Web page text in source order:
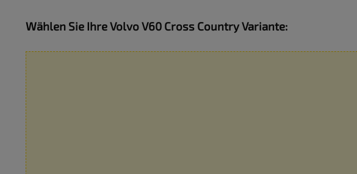
Wählen Sie Ihre Volvo V60 Cross Country Variante: